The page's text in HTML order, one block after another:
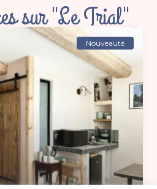
sur "Le Trial"
Nouveauté